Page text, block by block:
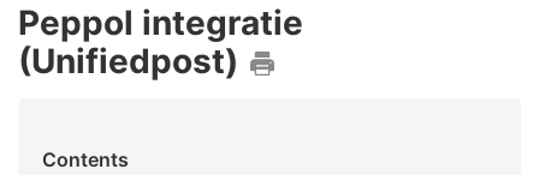
Peppol integratie
(Unifiedpost)
Contents